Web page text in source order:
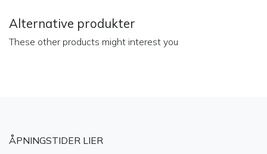
Alternative produkter
These other products might interest you
ÅPNINGSTIDER LIER